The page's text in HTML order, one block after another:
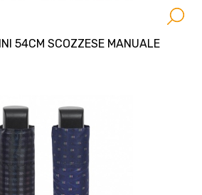
54CM SCOZZESE MANUALE